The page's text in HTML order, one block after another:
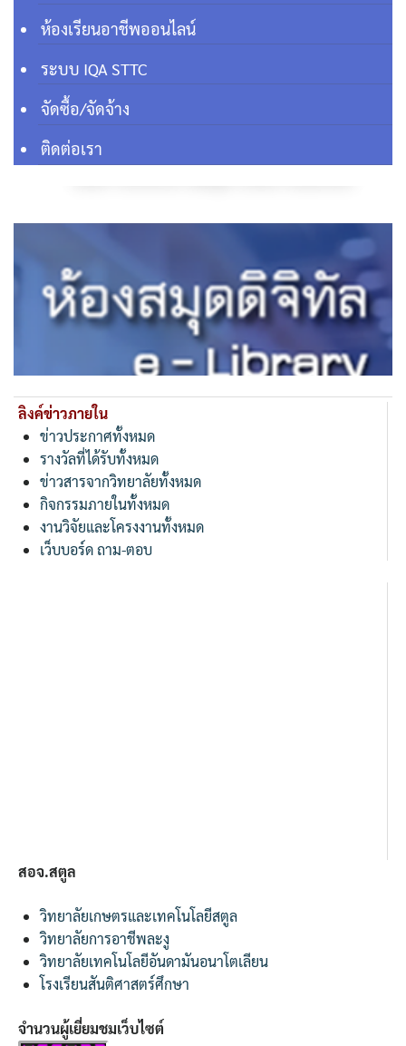
ห้องเรียนอาชีพออนไลน์
ระบบ IQA STTC
จัดซื้อ/จัดจ้าง
ติดต่อเรา
ลิงค์ข่าวภายใน
ข่าวประกาศทั้งหมด
รางวัลที่ได้รับทั้งหมด
ข่าวสารจากวิทยาลัยทั้งหมด
กิจกรรมภายในทั้งหมด
งานวิจัยและโครงงานทั้งหมด
เว็บบอร์ด ถาม-ตอบ
สอจ.สตูล
วิทยาลัยเกษตรและเทคโนโลยีสตูล
วิทยาลัยการอาชีพละงู
วิทยาลัยเทคโนโลยีอันดามันอนาโตเลียน
โรงเรียนสันติศาสตร์ศึกษา
จำนวนผู้เยี่ยมชมเว็บไซต์